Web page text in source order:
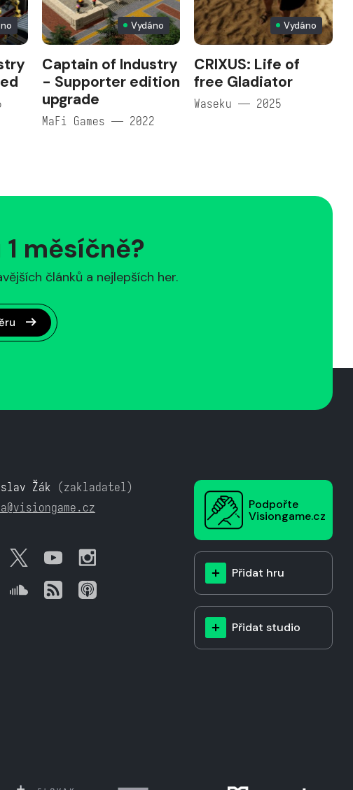
Vydáno
Captain of Industry
- Supporter edition
upgrade
MaFi Games — 2022
Vydáno
CRIXUS: Life of
free Gladiator
Waseku — 2025
měsíčně?
článků a nejlepších her.
Žák (zakladatel)
Podpořte
Visiongame.cz
Přidat hru
Přidat studio